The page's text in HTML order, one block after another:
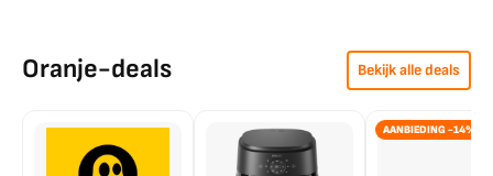
Oranje-deals Bekijk alle deals
AANBIEDING -14%